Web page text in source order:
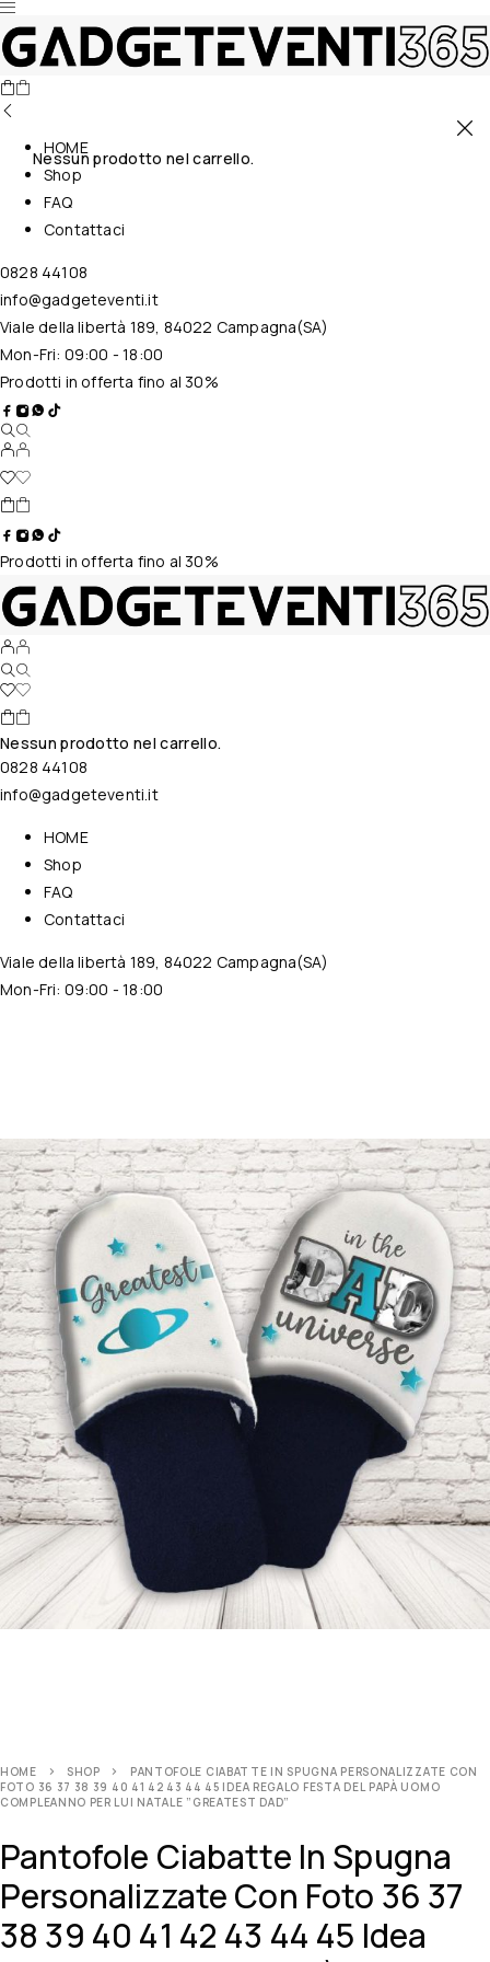
Nessun prodotto nel carrello.
HOME
Shop
FAQ
Contattaci
0828 44108
info@gadgeteventi.it
Viale della libertà 189, 84022 Campagna(SA)
Mon-Fri: 09:00 - 18:00
Prodotti in offerta fino al 30%
Prodotti in offerta fino al 30%
Nessun prodotto nel carrello.
0828 44108
info@gadgeteventi.it
HOME
Shop
FAQ
Contattaci
Viale della libertà 189, 84022 Campagna(SA)
Mon-Fri: 09:00 - 18:00
HOME SHOP
PANTOFOLE CIABATTE IN SPUGNA PERSONALIZZATE CON
FOTO 36 37 38 39 40 41 42 43 44 45 IDEA REGALO FESTA DEL PAPÀ UOMO
COMPLEANNO PER LUI NATALE ”GREATEST DAD”
Pantofole Ciabatte In Spugna
Personalizzate Con Foto 36 37
38 39 40 41 42 43 44 45 Idea